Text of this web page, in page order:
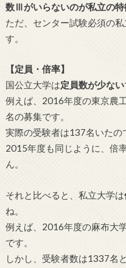
数Ⅲがいらないのが私立の特
ただ、センター試験必須の
す。
【定員・倍率】
国公立大学は定員数が少ない
例えば、2016年度の東京農
名の募集です。
実際の受験者は137名いたの
2015年度も同じように、倍
ん。
それと比べると、私立大学は
ね。
例えば、2016年度の麻布大
です。
しかし、受験者数は1337名